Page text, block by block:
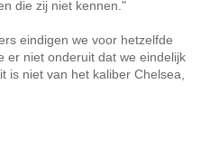
die zij niet kennen."
eindigen we voor hetzelfde
er niet onderuit dat we eindelijk
is niet van het kaliber Chelsea,